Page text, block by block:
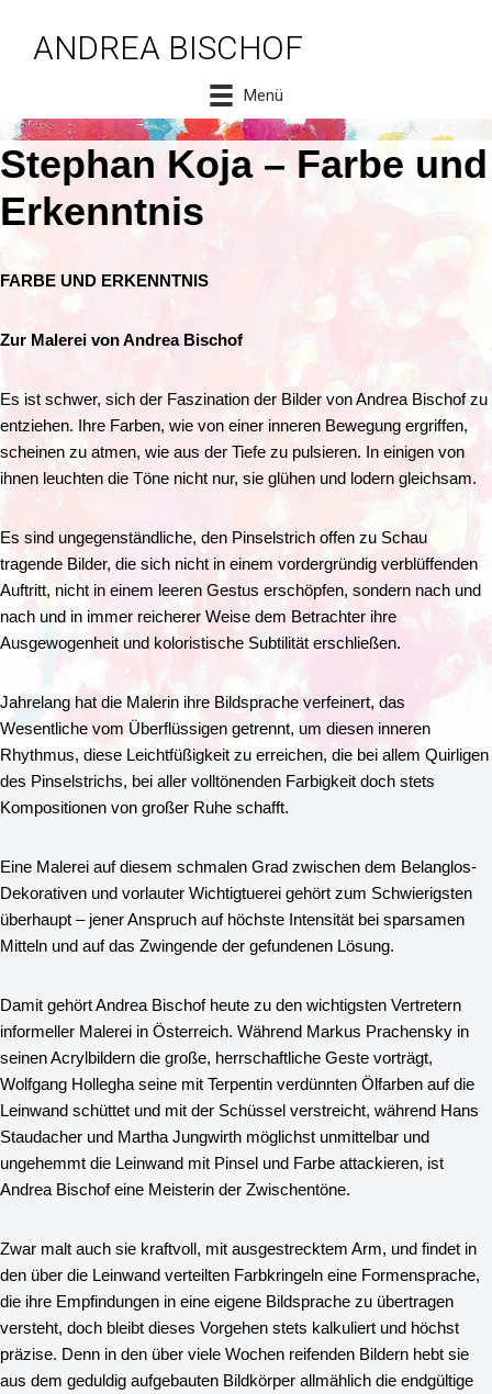
Zum
ANDREA BISCHOF
Menü
Stephan Koja – Farbe und
Erkenntnis
FARBE UND ERKENNTNIS
Zur Malerei von Andrea Bischof
Es ist schwer, sich der Faszination der Bilder von Andrea Bischof zu
entziehen. Ihre Farben, wie von einer inneren Bewegung ergriffen,
scheinen zu atmen, wie aus der Tiefe zu pulsieren. In einigen von
ihnen leuchten die Töne nicht nur, sie glühen und lodern gleichsam.
Es sind ungegenständliche, den Pinselstrich offen zu Schau
tragende Bilder, die sich nicht in einem vordergründig verblüffenden
Auftritt, nicht in einem leeren Gestus erschöpfen, sondern nach und
nach und in immer reicherer Weise dem Betrachter ihre
Ausgewogenheit und koloristische Subtilität erschließen.
Jahrelang hat die Malerin ihre Bildsprache verfeinert, das
Wesentliche vom Überflüssigen getrennt, um diesen inneren
Rhythmus, diese Leichtfüßigkeit zu erreichen, die bei allem Quirligen
des Pinselstrichs, bei aller volltönenden Farbigkeit doch stets
Kompositionen von großer Ruhe schafft.
Eine Malerei auf diesem schmalen Grad zwischen dem Belanglos-
Dekorativen und vorlauter Wichtigtuerei gehört zum Schwierigsten
überhaupt – jener Anspruch auf höchste Intensität bei sparsamen
Mitteln und auf das Zwingende der gefundenen Lösung.
Damit gehört Andrea Bischof heute zu den wichtigsten Vertretern
informeller Malerei in Österreich. Während Markus Prachensky in
seinen Acrylbildern die große, herrschaftliche Geste vorträgt,
Wolfgang Hollegha seine mit Terpentin verdünnten Ölfarben auf die
Leinwand schüttet und mit der Schüssel verstreicht, während Hans
Staudacher und Martha Jungwirth möglichst unmittelbar und
ungehemmt die Leinwand mit Pinsel und Farbe attackieren, ist
Andrea Bischof eine Meisterin der Zwischentöne.
Zwar malt auch sie kraftvoll, mit ausgestrecktem Arm, und findet in
den über die Leinwand verteilten Farbkringeln eine Formensprache,
die ihre Empfindungen in eine eigene Bildsprache zu übertragen
versteht, doch bleibt dieses Vorgehen stets kalkuliert und höchst
präzise. Denn in den über viele Wochen reifenden Bildern hebt sie
aus dem geduldig aufgebauten Bildkörper allmählich die endgültige